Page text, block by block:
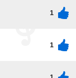
1
1